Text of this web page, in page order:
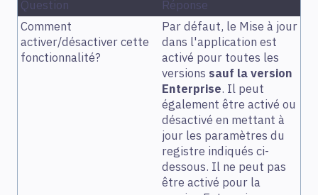
Question
Réponse
Comment
activer/désactiver cette
fonctionnalité?
Par défaut, le Mise à jour
dans l'application est
activé pour toutes les
versions sauf la version
Enterprise. Il peut
également être activé ou
désactivé en mettant à
jour les paramètres du
registre indiqués ci-
dessous. Il ne peut pas
être activé pour la